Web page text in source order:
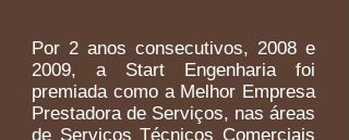
Por 2 anos consecutivos, 2008 e
2009, a Start Engenharia foi
premiada como a Melhor Empresa
Prestadora de Serviços, nas áreas
de Serviços Técnicos Comerciais